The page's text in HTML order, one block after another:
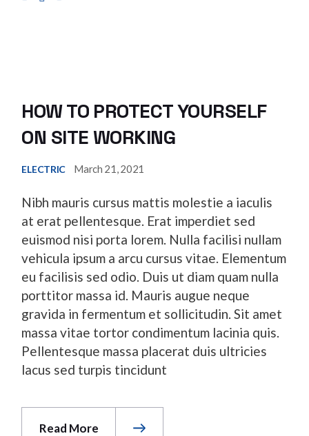
HOW TO PROTECT YOURSELF
ON SITE WORKING
ELECTRIC March 21, 2021
Nibh mauris cursus mattis molestie a iaculis
at erat pellentesque. Erat imperdiet sed
euismod nisi porta lorem. Nulla facilisi nullam
vehicula ipsum a arcu cursus vitae. Elementum
eu facilisis sed odio. Duis ut diam quam nulla
porttitor massa id. Mauris augue neque
gravida in fermentum et sollicitudin. Sit amet
massa vitae tortor condimentum lacinia quis.
Pellentesque massa placerat duis ultricies
lacus sed turpis tincidunt
Read More